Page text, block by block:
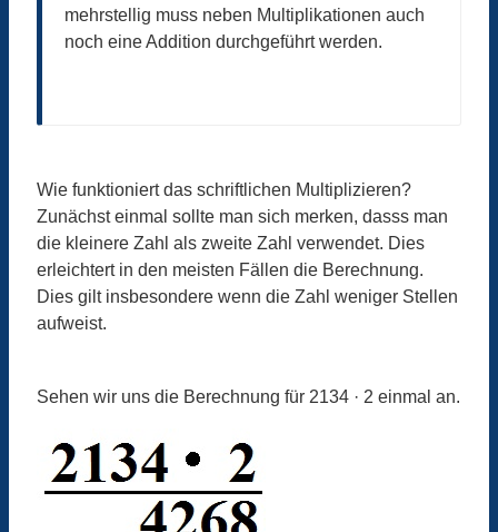
mehrstellig muss neben Multiplikationen auch
noch eine Addition durchgeführt werden.
Wie funktioniert das schriftlichen Multiplizieren?
Zunächst einmal sollte man sich merken, dasss man
die kleinere Zahl als zweite Zahl verwendet. Dies
erleichtert in den meisten Fällen die Berechnung.
Dies gilt insbesondere wenn die Zahl weniger Stellen
aufweist.
Sehen wir uns die Berechnung für 2134 · 2 einmal an.